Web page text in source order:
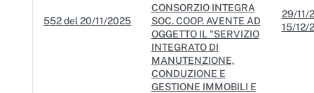
Pagamenti dell'amministrazione
Pianificazione e governo del territorio
552 del 20/11/2025
CONSORZIO INTEGRA
SOC. COOP. AVENTE AD
OGGETTO IL "SERVIZIO
INTEGRATO DI
MANUTENZIONE,
CONDUZIONE E
GESTIONE IMMOBILI E
29/11/
15/12/